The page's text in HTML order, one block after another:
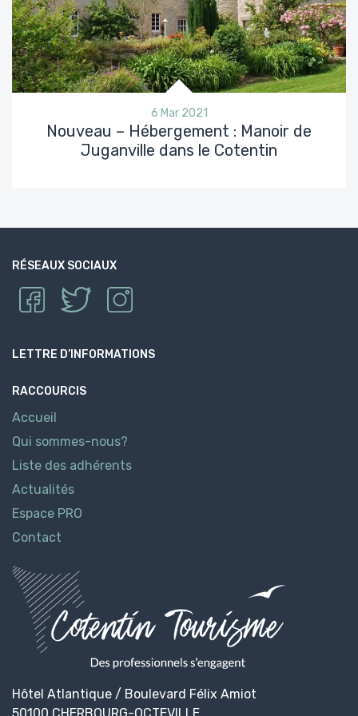
6 Mar 2021
Nouveau – Hébergement : Manoir de
Juganville dans le Cotentin
RÉSEAUX SOCIAUX
LETTRE D’INFORMATIONS
RACCOURCIS
Accueil
Qui sommes-nous?
Liste des adhérents
Actualités
Espace PRO
Contact
Hôtel Atlantique / Boulevard Félix Amiot
50100 CHERBOURG-OCTEVILLE